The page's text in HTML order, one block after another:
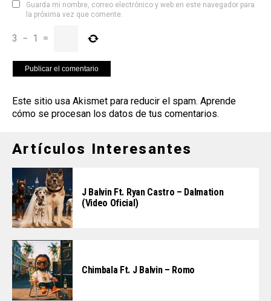
Guarda mi nombre, correo electrónico y web en este navegador para
la próxima vez que comente.
3 − 1 =
Este sitio usa Akismet para reducir el spam. Aprende
cómo se procesan los datos de tus comentarios.
Artículos Interesantes
J Balvin Ft. Ryan Castro – Dalmation
(Video Oficial)
Chimbala Ft. J Balvin – Romo